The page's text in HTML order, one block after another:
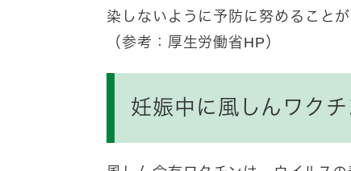
染しないように予防に努めること
（参考：厚生労働省HP）
妊娠中に風しんワク